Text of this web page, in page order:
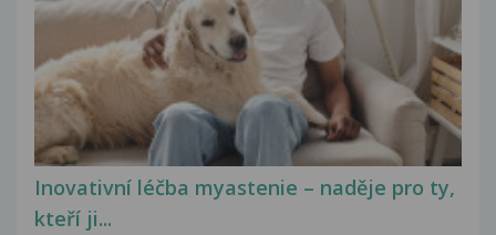
Inovativní léčba myastenie – naděje pro ty,
kteří ji...